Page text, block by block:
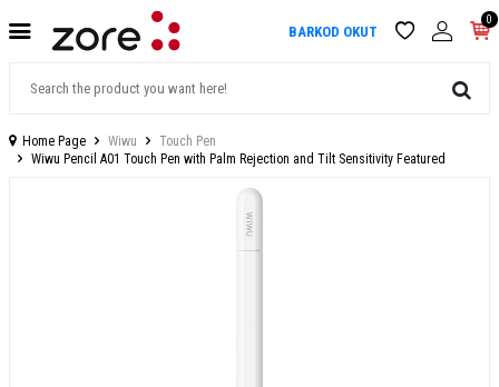
BARKOD OKUT
0
Home Page Wiwu
Touch Pen
Wiwu Pencil A01 Touch Pen with Palm Rejection and Tilt Sensitivity Featured